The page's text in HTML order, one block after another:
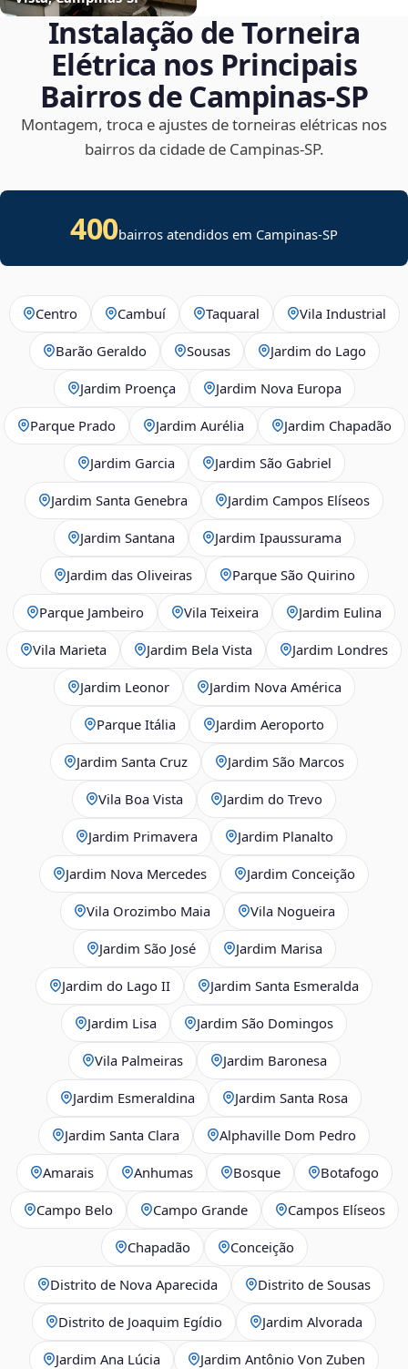
Instalação de Torneira
Elétrica nos Principais
Bairros de Campinas‑SP
Montagem, troca e ajustes de torneiras elétricas nos
bairros da cidade de Campinas‑SP.
400bairros atendidos em Campinas-SP
Centro Cambuí Taquaral Vila Industrial
Barão Geraldo Sousas Jardim do Lago
Jardim Proença Jardim Nova Europa
Parque Prado Jardim Aurélia Jardim Chapadão
Jardim Garcia Jardim São Gabriel
Jardim Santa Genebra Jardim Campos Elíseos
Jardim Santana Jardim Ipaussurama
Jardim das Oliveiras Parque São Quirino
Parque Jambeiro Vila Teixeira Jardim Eulina
Vila Marieta Jardim Bela Vista Jardim Londres
Jardim Leonor Jardim Nova América
Parque Itália Jardim Aeroporto
Jardim Santa Cruz Jardim São Marcos
Vila Boa Vista Jardim do Trevo
Jardim Primavera Jardim Planalto
Jardim Nova Mercedes Jardim Conceição
Vila Orozimbo Maia Vila Nogueira
Jardim São José Jardim Marisa
Jardim do Lago II Jardim Santa Esmeralda
Jardim Lisa Jardim São Domingos
Vila Palmeiras Jardim Baronesa
Jardim Esmeraldina Jardim Santa Rosa
Jardim Santa Clara Alphaville Dom Pedro
Amarais Anhumas Bosque Botafogo
Campo Belo Campo Grande Campos Elíseos
Chapadão Conceição
Distrito de Nova Aparecida Distrito de Sousas
Distrito de Joaquim Egídio Jardim Alvorada
Jardim Ana Lúcia Jardim Antônio Von Zuben